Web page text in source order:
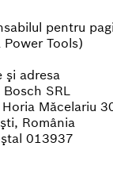
pentru
Power Tools)
şi adresa
SRL
Măcelariu
România
013937